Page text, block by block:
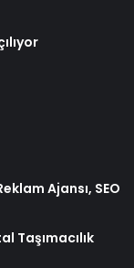
Ajansı, SEO
Taşımacılık